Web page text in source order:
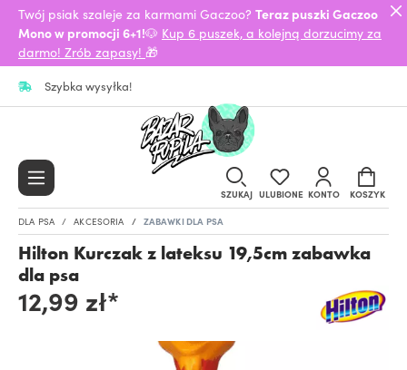
Twój psiak szaleje za karmami Gaczoo? Teraz puszki Gaczoo
Mono w promocji 6+1!🐶 Kup 6 puszek, a kolejną dorzucimy za
darmo! Zrób zapasy! 🎁
Szybka wysyłka!
SZUKAJ ULUBIONE KONTO KOSZYK
DLA PSA AKCESORIA ZABAWKI DLA PSA
Hilton Kurczak z lateksu 19,5cm zabawka
dla psa
12,99 zł*